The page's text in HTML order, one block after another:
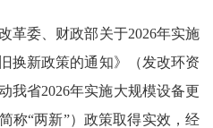
革委、财政部关于2026年实施
换新政策的通知》（发改环资
我省2026年实施大规模设备更
称“两新”）政策取得实效，经